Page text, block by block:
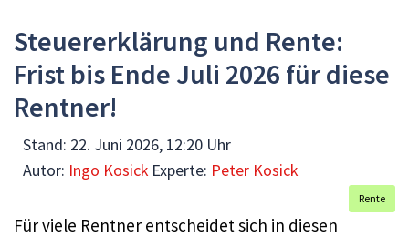
Steuererklärung und Rente:
Frist bis Ende Juli 2026 für diese
Rentner!
Stand: 22. Juni 2026, 12:20 Uhr
Autor: Ingo Kosick Experte: Peter Kosick
Rente
Für viele Rentner entscheidet sich in diesen